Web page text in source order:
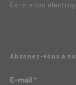
Génération
Abonnez-vous à
E-mail *